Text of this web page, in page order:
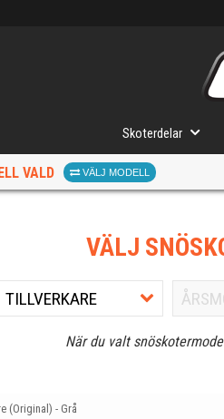
Skoterdelar
VALD VÄLJ MODELL
VÄLJ
När du valt
(Original) - Grå